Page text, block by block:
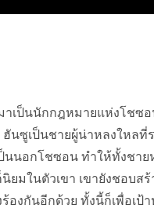
เป็นนักกฎหมายแห่งโชซอ
นซูเป็นชายผู้น่าหลงใหลที่ร
นนอกโชซอน ทำให้ทั้งชาย
ยมในตัวเขา เขายังชอบสร้
องกันอีกด้วย ทั้งนี้ก็เพื่อเป้